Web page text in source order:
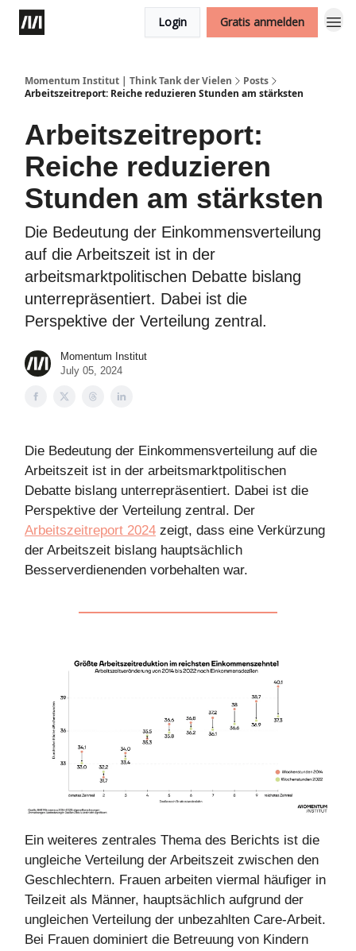
Login Gratis anmelden
Momentum Institut | Think Tank der Vielen
Posts
Arbeitszeitreport: Reiche reduzieren Stunden am stärksten
Arbeitszeitreport:
Reiche reduzieren
Stunden am stärksten
Die Bedeutung der Einkommensverteilung
auf die Arbeitszeit ist in der
arbeitsmarktpolitischen Debatte bislang
unterrepräsentiert. Dabei ist die
Perspektive der Verteilung zentral.
Momentum Institut
July 05, 2024
Die Bedeutung der Einkommensverteilung auf die
Arbeitszeit ist in der arbeitsmarktpolitischen
Debatte bislang unterrepräsentiert. Dabei ist die
Perspektive der Verteilung zentral. Der
Arbeitszeitreport 2024 zeigt, dass eine Verkürzung
der Arbeitszeit bislang hauptsächlich
Besserverdienenden vorbehalten war.
Ein weiteres zentrales Thema des Berichts ist die
ungleiche Verteilung der Arbeitszeit zwischen den
Geschlechtern. Frauen arbeiten viermal häufiger in
Teilzeit als Männer, hauptsächlich aufgrund der
ungleichen Verteilung der unbezahlten Care-Arbeit.
Bei Frauen dominiert die Betreuung von Kindern